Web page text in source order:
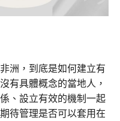
洲，到底是如何建立有
有具體概念的當地人，
、設立有效的機制一起
待管理是否可以套用在